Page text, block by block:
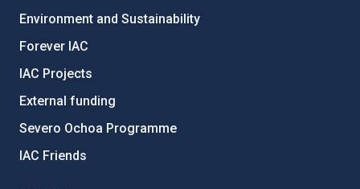
Environment and Sustainability
Forever IAC
IAC Projects
External funding
Severo Ochoa Programme
IAC Friends